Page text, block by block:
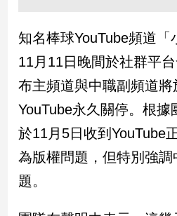
政
治
政
治
焦
品
觀
點
民
知名棒球YouTube頻道「
11月11日晚間於社群平
布主頻道與中職副頻道將
YouTube永久關停。根據
於11月5日收到YouTube
為版權問題，但特別強調
題。